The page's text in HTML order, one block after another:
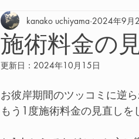
施術料金の
kanako uchiyama 2024年9月
更新日： 2024年10月15日
お彼岸期間のツッコミに逆ら
もう1度施術料金の見直しを